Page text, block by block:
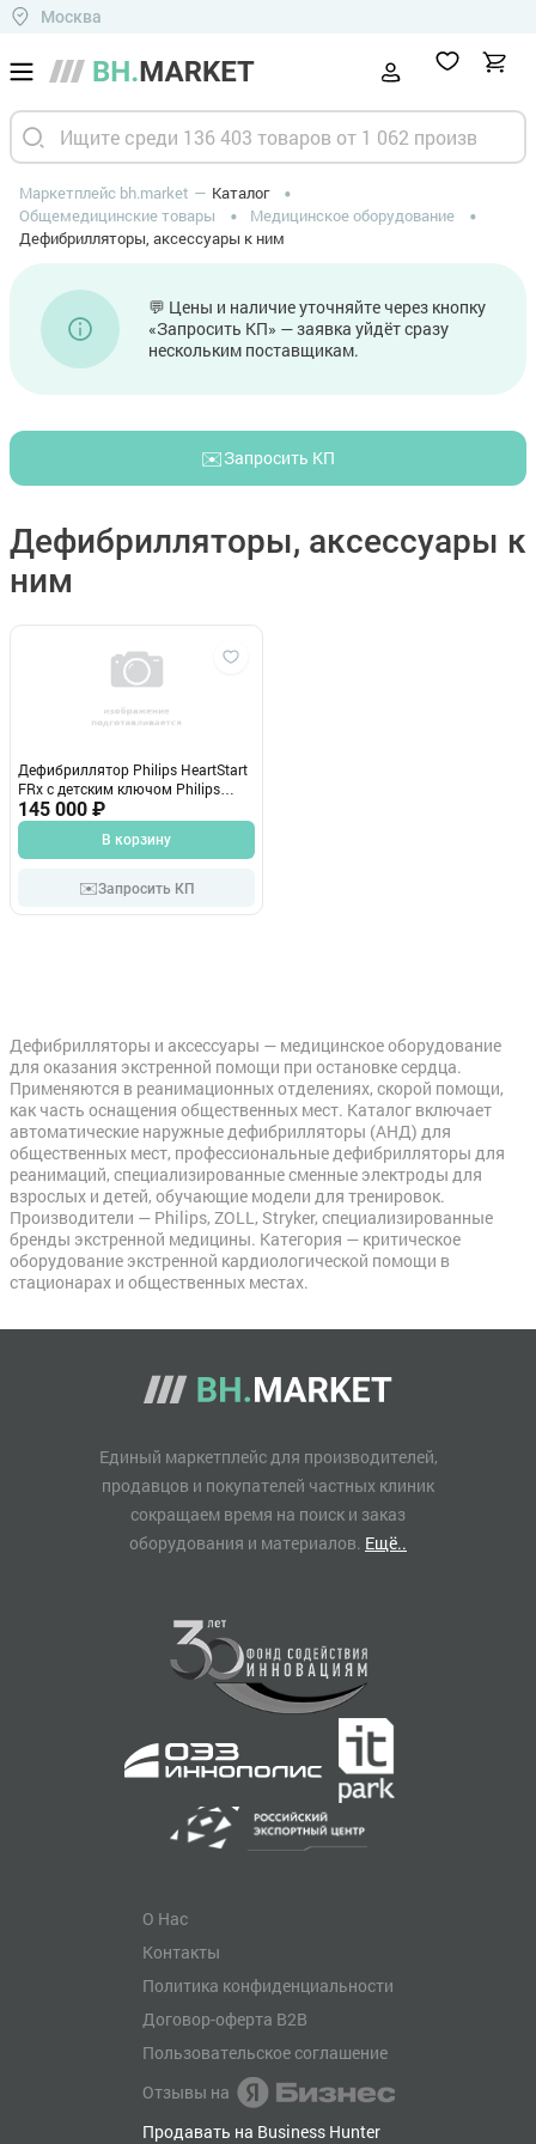
Москва
Маркетплейс bh.market
Каталог
Общемедицинские товары
Медицинское оборудование
Дефибрилляторы, аксессуары к ним
💬 Цены и наличие уточняйте через кнопку
«Запросить КП» — заявка уйдёт сразу
нескольким поставщикам.
✉️Запросить КП
Дефибрилляторы, аксессуары к
ним
Дефибриллятор Philips HeartStart
FRx с детским ключом Philips
(США)
145 000 ₽
В корзину
✉️Запросить КП
Дефибрилляторы и аксессуары — медицинское оборудование
для оказания экстренной помощи при остановке сердца.
Применяются в реанимационных отделениях, скорой помощи,
как часть оснащения общественных мест. Каталог включает
автоматические наружные дефибрилляторы (АНД) для
общественных мест, профессиональные дефибрилляторы для
реанимаций, специализированные сменные электроды для
взрослых и детей, обучающие модели для тренировок.
Производители — Philips, ZOLL, Stryker, специализированные
бренды экстренной медицины. Категория — критическое
оборудование экстренной кардиологической помощи в
стационарах и общественных местах.
Единый маркетплейс для производителей,
продавцов и покупателей частных клиник
сокращаем время на поиск и заказ
оборудования и материалов. Ещё..
О Нас
Контакты
Политика конфиденциальности
Договор-оферта B2B
Пользовательское соглашение
Отзывы на
Продавать на Business Hunter